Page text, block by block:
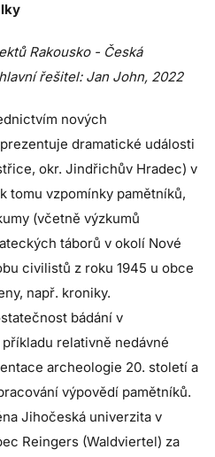
Rakousko - Česká
řešitel: Jan John, 2022
nových
dramatické události
okr. Jindřichův Hradec) v
tomu vzpomínky pamětníků,
(včetně výzkumů
táborů v okolí Nové
civilistů z roku 1945 u obce
např. kroniky.
bádání v
relativně nedávné
archeologie 20. století a
výpovědí pamětníků.
Jihočeská univerzita v
Reingers (Waldviertel) za